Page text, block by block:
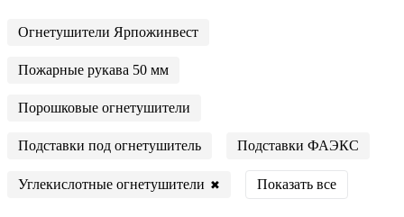
Огнетушители Ярпожинвест
Пожарные рукава 50 мм
Порошковые огнетушители
Подставки под огнетушитель Подставки ФАЭКС
Углекислотные огнетушители ✖ Показать все